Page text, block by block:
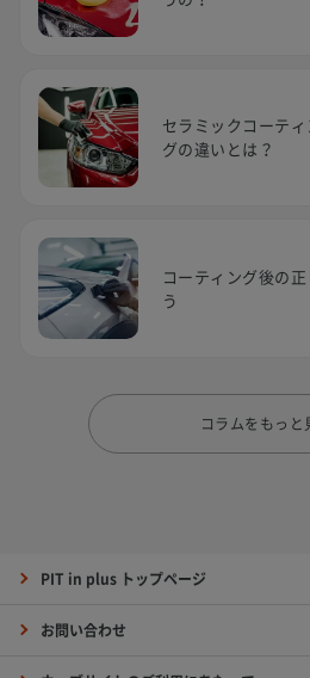
セラミックコーテ
グの違いとは？
コーティング後の
う
コラムをもっと
PIT in plus トップページ
お問い合わせ